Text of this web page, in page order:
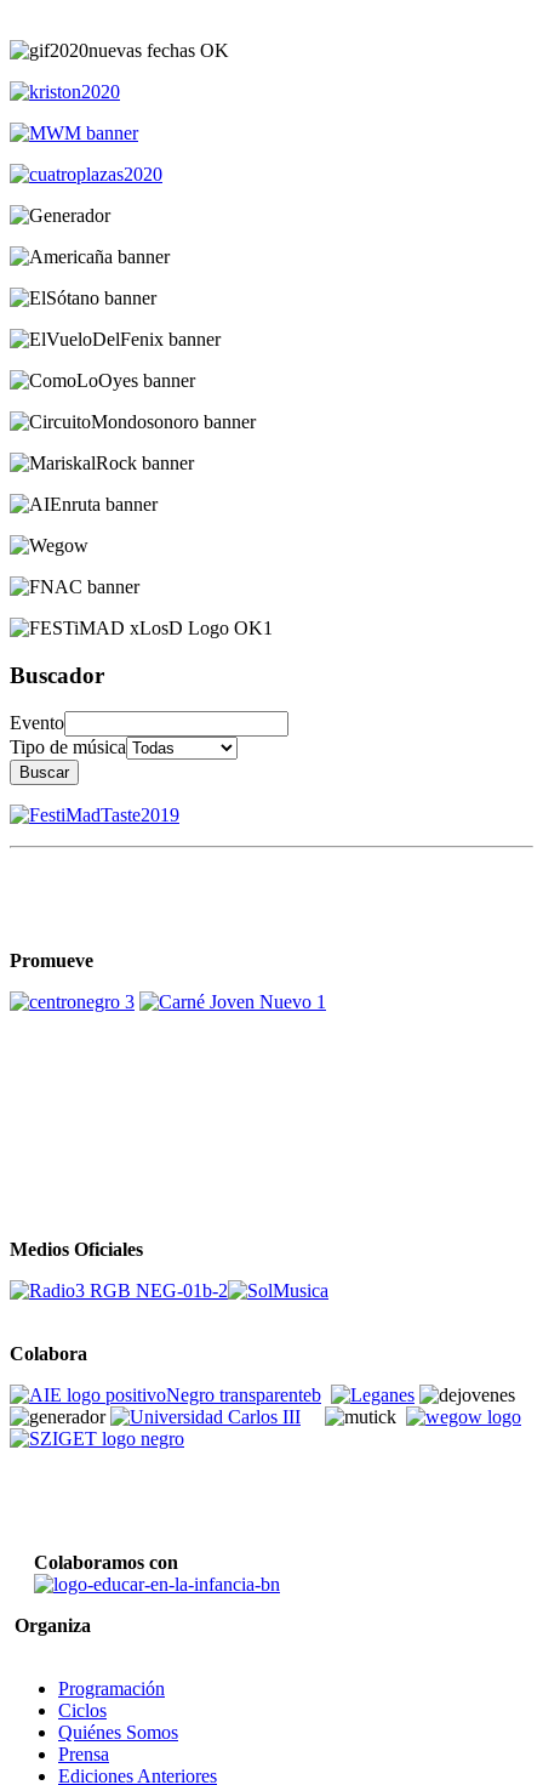
Buscador
Evento
Tipo de música
Buscar
Promueve
Medios Oficiales
Colabora
Colaboramos con
Organiza
Programación
Ciclos
Quiénes Somos
Prensa
Ediciones Anteriores